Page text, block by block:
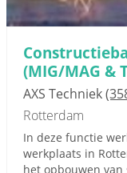
(MIG/MAG &
AXS Techniek
Rotterdam
In deze functie
werkplaats in
het opbouwen van